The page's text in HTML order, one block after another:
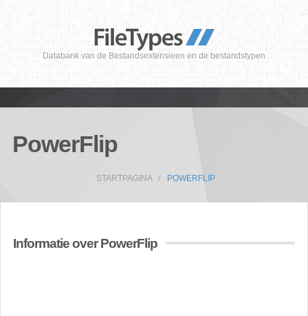
Databank van de Bestandsextensieen en de bestandstypen
PowerFlip
STARTPAGINA POWERFLIP
Informatie over PowerFlip